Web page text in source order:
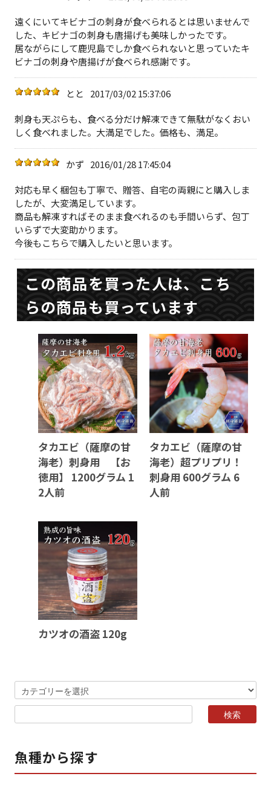
遠くにいてキビナゴの刺身が食べられるとは思いませんで
した、キビナゴの刺身も唐揚げも美味しかったです。
居ながらにして鹿児島でしか食べられないと思っていたキ
ビナゴの刺身や唐揚げが食べられ感謝です。
とと
2017/03/02 15:37:06
刺身も天ぷらも、食べる分だけ解凍できて無駄がなくおい
しく食べれました。大満足でした。価格も、満足。
かず 2016/01/28 17:45:04
対応も早く梱包も丁寧で、贈答、自宅の両親にと購入しま
したが、大変満足しています。
商品も解凍すればそのまま食べれるのも手間いらず、包丁
いらずで大変助かります。
今後もこちらで購入したいと思います。
この商品を買った人は、こち
らの商品も買っています
タカエビ（薩摩の甘
海老）刺身用 【お
徳用】 1200グラム 1
2人前
タカエビ（薩摩の甘
海老）超プリプリ！
刺身用 600グラム 6
人前
カツオの酒盗 120g
魚種から探す